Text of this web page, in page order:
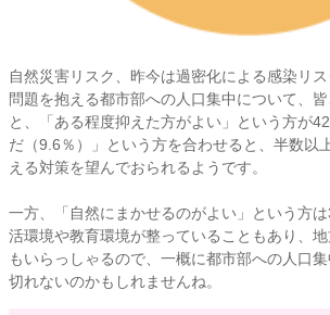
自然災害リスク、昨今は過密化による感染リ
問題を抱える都市部への人口集中について、
と、「ある程度抑えた方がよい」という方が
だ（9.6％）」という方を合わせると、半数以
える対策を望んでおられるようです。
一方、「自然にまかせるのがよい」という方
活環境や教育環境が整っていることもあり、
もいらっしゃるので、一概に都市部への人口
切れないのかもしれませんね。